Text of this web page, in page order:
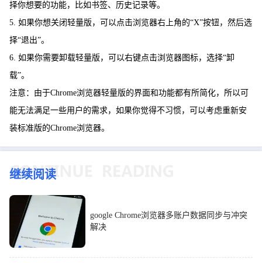
择你想要的功能，比如书签、历史记录等。
5. 如果你想关闭轻量版，可以点击浏览器右上角的“X”按钮，然后选
择“退出”。
6. 如果你需要卸载轻量版，可以右键点击浏览器图标，选择“卸
载”。
注意：由于Chrome浏览器轻量版的界面和功能都有所简化，所以可
能无法满足一些用户的需求，如果你觉得不习惯，可以考虑重新安
装标准版的Chrome浏览器。
继续阅读
google Chrome浏览器多账户数据同步与冲突
解决